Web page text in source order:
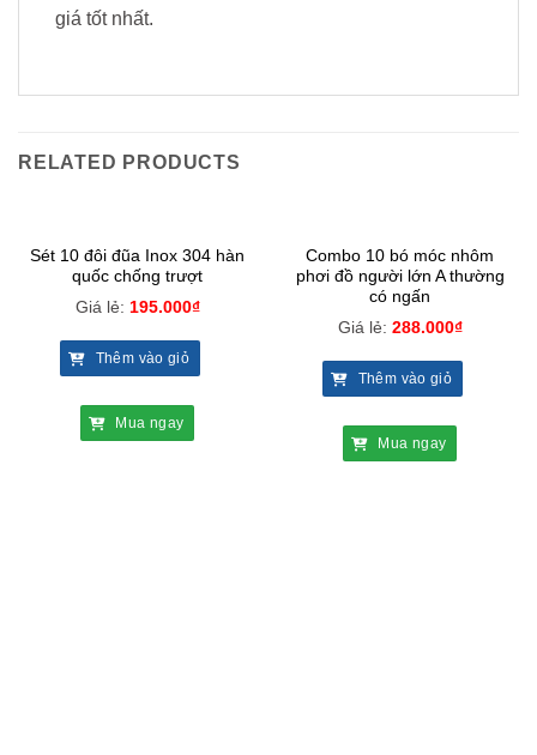
giá tốt nhất.
RELATED PRODUCTS
Sét 10 đôi đũa Inox 304 hàn
quốc chống trượt
Giá lẻ: 195.000₫
Thêm vào giỏ
Mua ngay
Combo 10 bó móc nhôm
phơi đồ người lớn A thường
có ngấn
Giá lẻ: 288.000₫
Thêm vào giỏ
Mua ngay